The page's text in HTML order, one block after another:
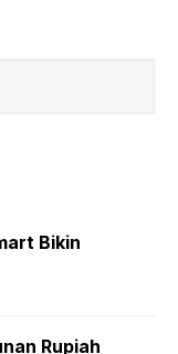
Bikin
Rupiah